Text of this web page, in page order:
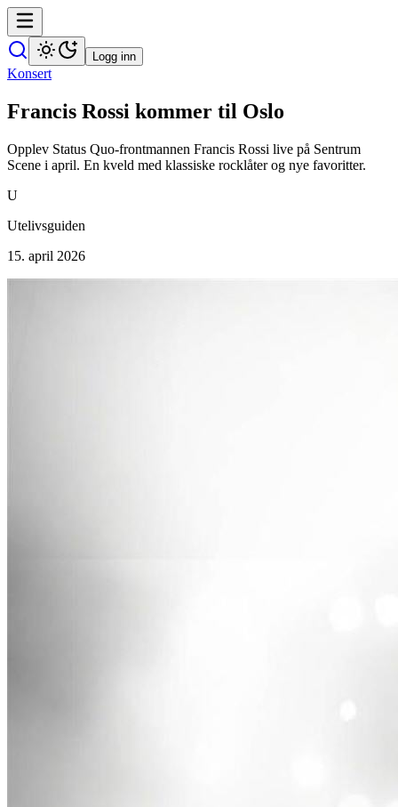
Logg inn
Konsert
Francis Rossi kommer til Oslo
Opplev Status Quo-frontmannen Francis Rossi live på Sentrum
Scene i april. En kveld med klassiske rocklåter og nye favoritter.
U
Utelivsguiden
15. april 2026